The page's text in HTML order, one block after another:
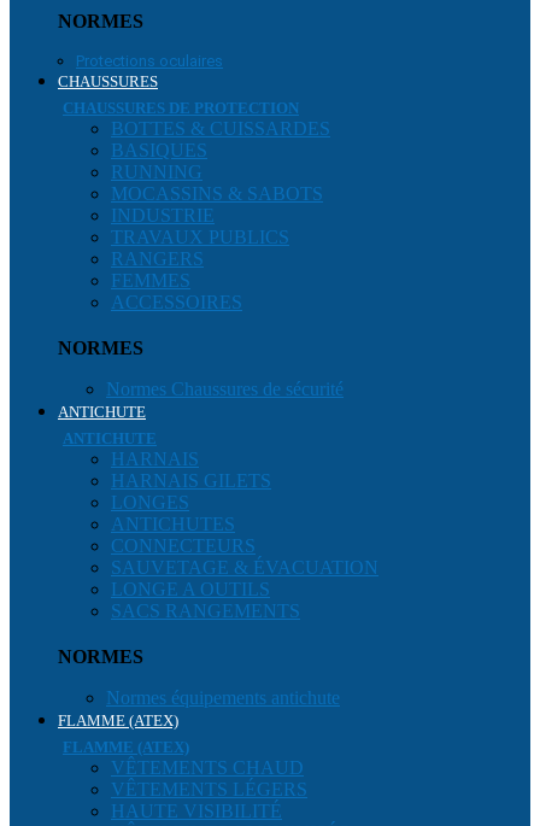
NORMES
Protections oculaires
CHAUSSURES
CHAUSSURES DE PROTECTION
BOTTES & CUISSARDES
BASIQUES
RUNNING
MOCASSINS & SABOTS
INDUSTRIE
TRAVAUX PUBLICS
RANGERS
FEMMES
ACCESSOIRES
NORMES
Normes Chaussures de sécurité
ANTICHUTE
ANTICHUTE
HARNAIS
HARNAIS GILETS
LONGES
ANTICHUTES
CONNECTEURS
SAUVETAGE & ÉVACUATION
LONGE A OUTILS
SACS RANGEMENTS
NORMES
Normes équipements antichute
FLAMME (ATEX)
FLAMME (ATEX)
VÊTEMENTS CHAUD
VÊTEMENTS LÉGERS
HAUTE VISIBILITÉ